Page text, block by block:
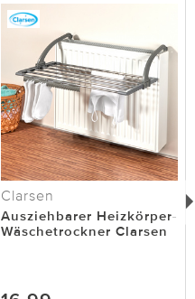
Clarsen
Ausziehbarer Heizkörper-
Wäschetrockner Clarsen